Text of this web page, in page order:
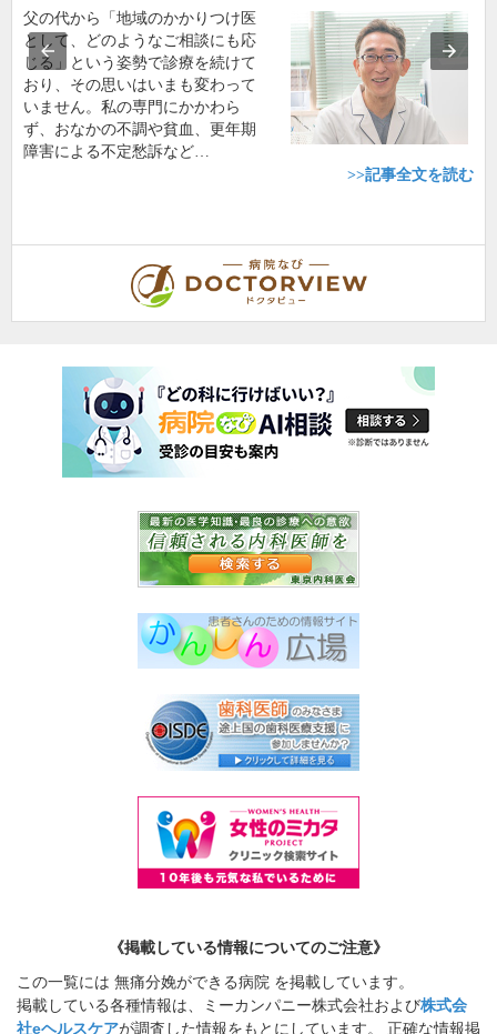
父の代から「地域のかかりつけ医
として、どのようなご相談にも応
じる」という姿勢で診療を続けて
おり、その思いはいまも変わって
いません。私の専門にかかわら
ず、おなかの不調や貧血、更年期
障害による不定愁訴など…
>>記事全文を読む
《掲載している情報についてのご注意》
この一覧には 無痛分娩ができる病院 を掲載しています。
掲載している各種情報は、ミーカンパニー株式会社および株式会
社eヘルスケアが調査した情報をもとにしています。 正確な情報掲